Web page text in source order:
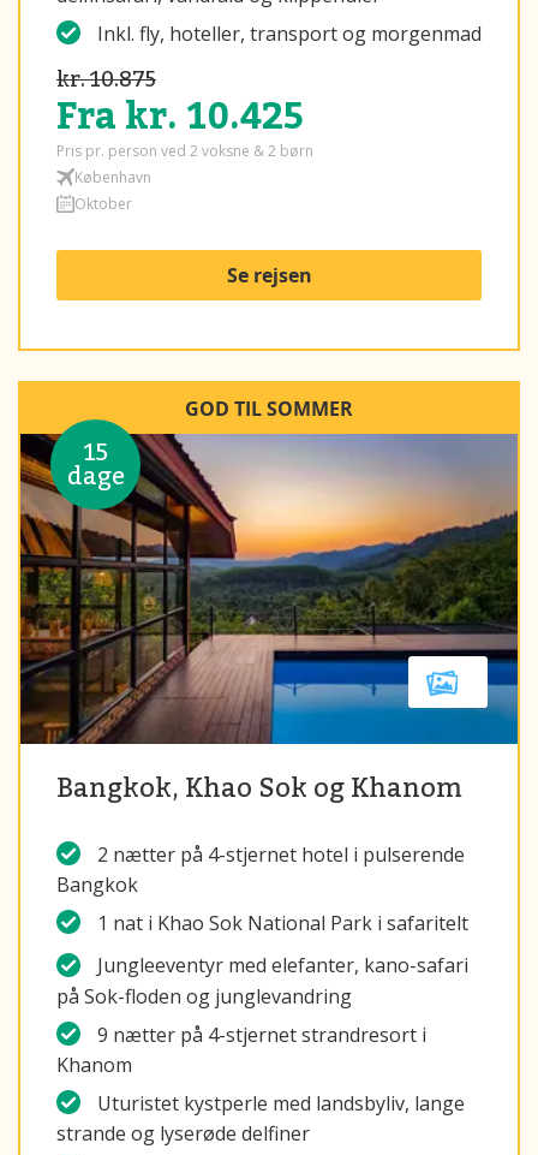
Inkl. fly, hoteller, transport og morgenmad
kr. 10.875
Fra kr. 10.425
Pris pr. person ved 2 voksne & 2 børn
København
Oktober
Se rejsen
15
dage
GOD TIL SOMMER
Bangkok, Khao Sok og Khanom
2 nætter på 4-stjernet hotel i pulserende
Bangkok
1 nat i Khao Sok National Park i safaritelt
Jungleeventyr med elefanter, kano-safari
på Sok-floden og junglevandring
9 nætter på 4-stjernet strandresort i
Khanom
Uturistet kystperle med landsbyliv, lange
strande og lyserøde delfiner